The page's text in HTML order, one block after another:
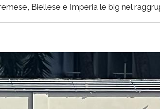
Biellese e Imperia le big nel